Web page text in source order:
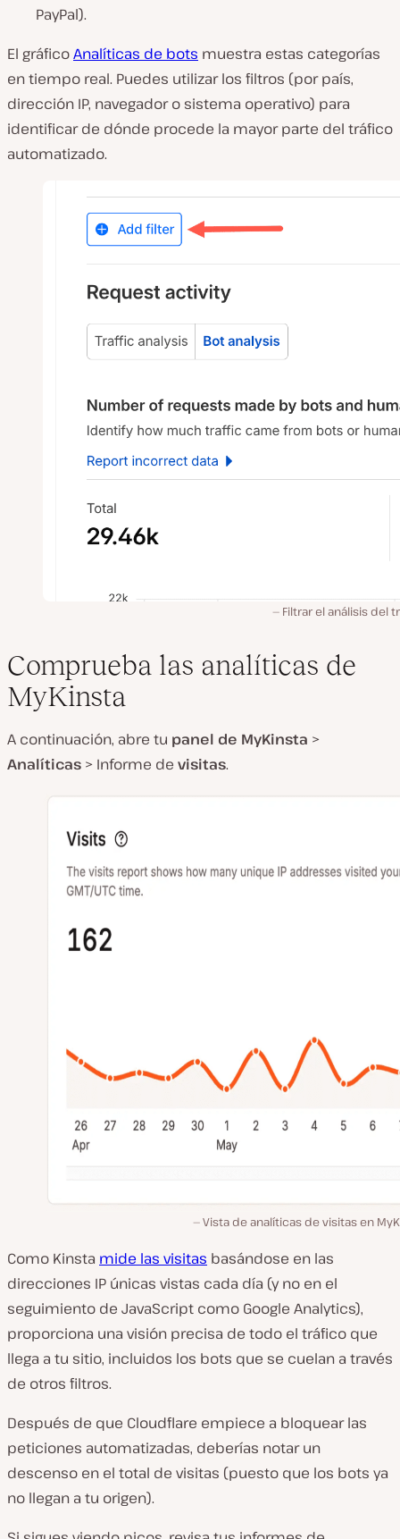
PayPal).
El gráficoAnalíticas de bots muestra estas categorías
en tiempo real. Puedes utilizar los filtros (por país,
dirección IP, navegador o sistema operativo) para
identificar de dónde procede la mayor parte del tráfico
automatizado.
Filtrar el análisis del
Comprueba las analíticas de
MyKinsta
A continuación, abre tu panel de MyKinsta >
Analíticas > Informe de visitas.
Vista de analíticas de visitas en
Como Kinsta mide las visitas basándose en las
direcciones IP únicas vistas cada día (y no en el
seguimiento de JavaScript como Google Analytics),
proporciona una visión precisa de todo el tráfico que
llega a tu sitio, incluidos los bots que se cuelan a través
de otros filtros.
Después de que Cloudflare empiece a bloquear las
peticiones automatizadas, deberías notar un
descenso en el total de visitas (puesto que los bots ya
no llegan a tu origen).